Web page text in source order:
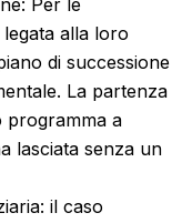
Per le
alla loro
di successione
La partenza
programma a
lasciata senza un
il caso